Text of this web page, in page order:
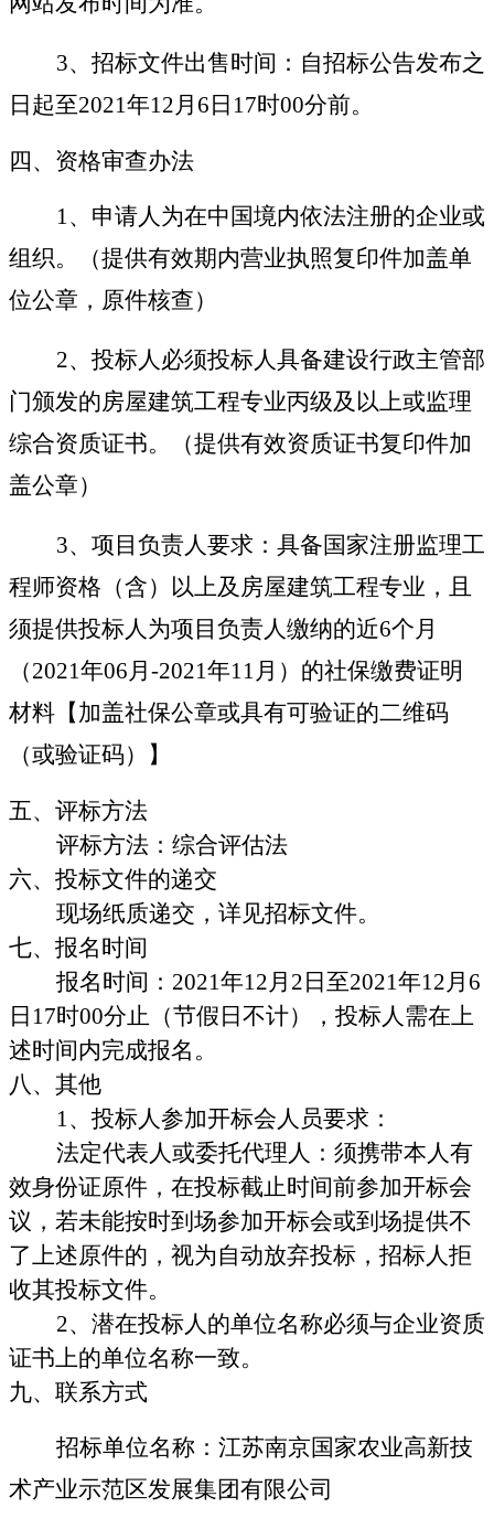
3、招标文件出售时间：自招标公告发布之
日起至2021年12月 6 日 17时00分前。
四、资格审查办法
1、 申请人为在中国境内依法注册的企业或
组织。（提供有效期内营业执照复印件加盖单
位公章，原件核查）
2、 投标人必须投标人具备建设行政主管部
门颁发的房屋建筑工程专业丙级及以上或监理
综合资质证书。
（提供有效资质证书复印件加
盖公章）
3、 项目负责人要求： 具备国家注册监理工
程师资格（含）以上及房屋建筑工程专业 ， 且
须提供投标人为项目负责人缴纳的近6个月
（2021年06月 -2021年11月）的社保缴费证明
材料【加盖社保公章或具有可验证的二维码
（或验证码）】
五、评标方法
评标方法：综合评估法
六、投标文件的递交
现场纸质递交 ， 详见招标文件。
七、报名时间
报名时间 ： 2021年12月 2 日至2021年12月 6
日 17时00分止（节假日不计），投标人需在上
述时间内完成报名。
八、其他
1、投标人参加开标会人员要求：
法定代表人或委托代理人：须携带本人有
效身份证原件，在投标截止时间前参加开标会
议，若未能按时到场参加开标会或到场提供不
了上述原件的，视为自动放弃投标，招标人拒
收其投标文件。
2、潜在投标人的单位名称必须与企业资质
证书上的单位名称一致。
九、联系方式
招标单位名称：江苏南京国家农业高新技
术产业示范区发展集团有限公司